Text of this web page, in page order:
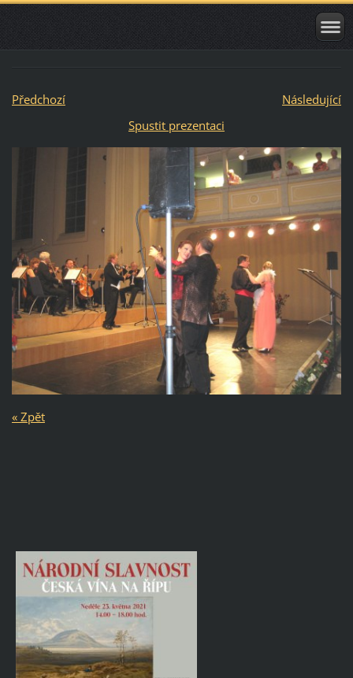
Předchozí
Následující
Spustit prezentaci
« Zpět